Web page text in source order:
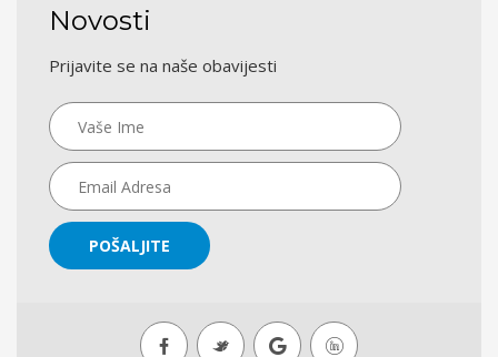
Novosti
Prijavite se na naše obavijesti
POŠALJITE